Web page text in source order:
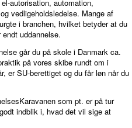
autorisation, automation,
vedligeholdsledelse. Mange af
i branchen, hvilket betyder at du
uddannelse.
går du på skole i Danmark ca.
på vores skibe rundt om i
er SU-berettiget og du får løn når du
som pt. er på tur
indblik i, hvad det vil sige at